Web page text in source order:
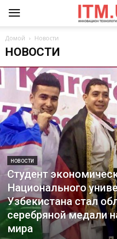
Домой Новости
НОВОСТИ
НОВОСТИ
Студент
Национального
Узбекистана стал
серебряной медали
мира